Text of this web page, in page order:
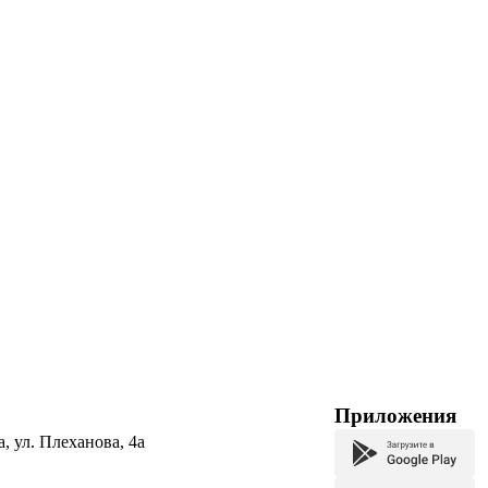
ул. Плеханова, 4а
Приложения